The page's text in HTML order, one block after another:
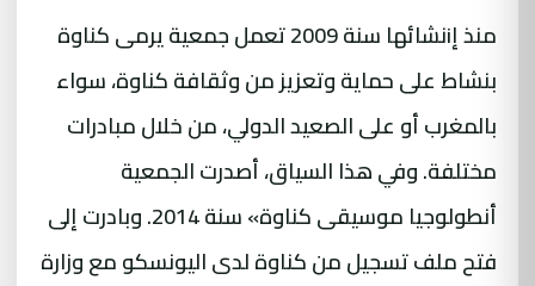
منذ إiنشائها سنة 2009 تعمل جمعية يرمى كناوة
بنشاط على حماية وتعزيز من وثقافة كناوة، سواء
بالمغرب أو على الصعيد الدولي، من خلال مبادرات
مختلفة. وفي هذا السياق، أصدرت الجمعية
أنطولوجيا موسيقى كناوة» سنة 2014. وبادرت إلى
فتح ملف تسجيل من كناوة لدى اليونسكو مع وزارة